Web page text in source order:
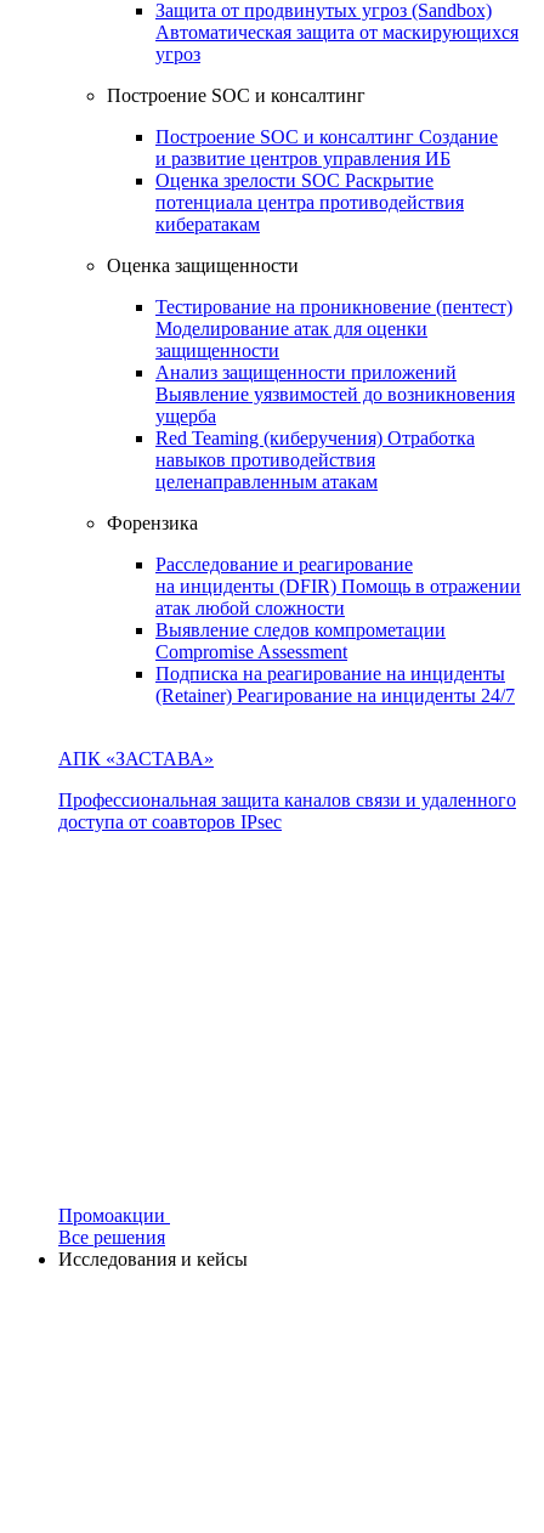
Защита от продвинутых угроз (Sandbox)
Автоматическая защита от маскирующихся
угроз
Построение SOC и консалтинг
Построение SOC и консалтинг Создание
и развитие центров управления ИБ
Оценка зрелости SOC Раскрытие
потенциала центра противодействия
кибератакам
Оценка защищенности
Тестирование на проникновение (пентест)
Моделирование атак для оценки
защищенности
Анализ защищенности приложений
Выявление уязвимостей до возникновения
ущерба
Red Teaming (киберучения) Отработка
навыков противодействия
целенаправленным атакам
Форензика
Расследование и реагирование
на инциденты (DFIR) Помощь в отражении
атак любой сложности
Выявление следов компрометации
Compromise Assessment
Подписка на реагирование на инциденты
(Retainer) Реагирование на инциденты 24/7
АПК «ЗАСТАВА»
Профессиональная защита каналов связи и удаленного
доступа от соавторов IPsec
Промоакции
Все решения
Исследования и кейсы